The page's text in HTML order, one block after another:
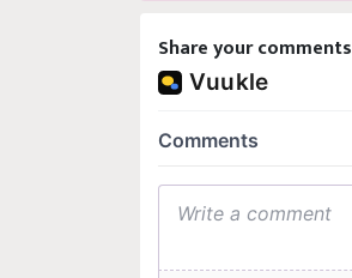
Share your comments